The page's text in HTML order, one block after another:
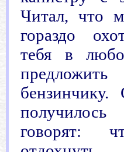
Читал, что
гораздо
тебя в
говорят: